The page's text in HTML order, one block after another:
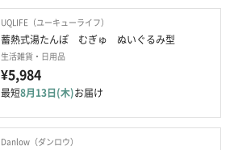
UQLIFE（ユーキューライフ）
蓄熱式湯たんぽ　むぎゅ　ぬいぐるみ型
生活雑貨・日用品
¥5,984
最短8月13日(木)お届け
Danlow（ダンロウ）